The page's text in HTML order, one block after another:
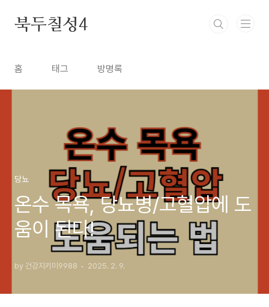
북두칠성4
홈 태그 방명록
당뇨
온수 목욕, 당뇨병/고혈압에 도
움이 된다!
by 건강지키미9988 2025. 2. 9.